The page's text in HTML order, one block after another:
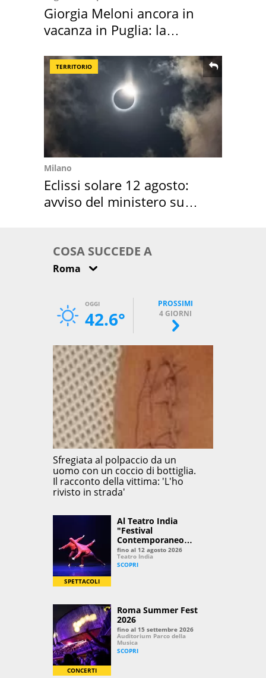
Giorgia Meloni ancora in
vacanza in Puglia: la
TERRITORIO
Milano
Eclissi solare 12 agosto:
avviso del ministero su